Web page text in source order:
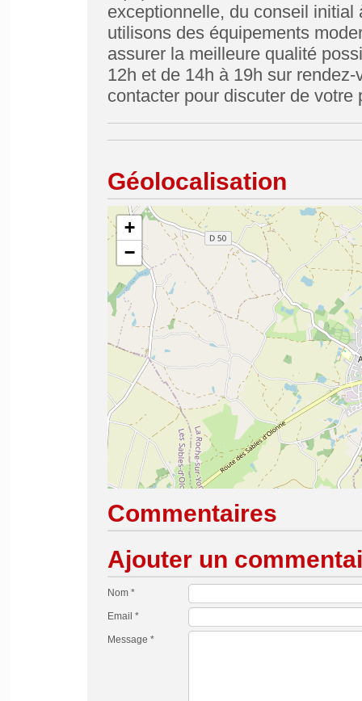
exceptionnelle, du conseil
utilisons des équipements
assurer la meilleure qualité
12h et de 14h à 19h sur
contacter pour discuter de
Géolocalisation
+
−
Commentaires
Ajouter un
Nom *
Email *
Message *